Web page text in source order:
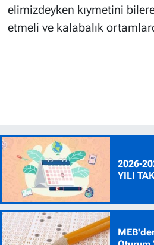
elimizdeyken kıymetini
etmeli ve kalabalık
2026-
YILI